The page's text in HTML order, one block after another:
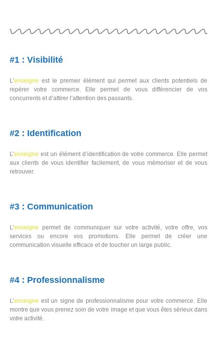
#1 : Visibilité
L’enseigne est le premier élément qui permet aux clients potentiels de
repérer votre commerce. Elle permet de vous différencier de vos
concurrents et d’attirer l’attention des passants.
#2 : Identification
L’enseigne est un élément d’identification de votre commerce. Elle permet
aux clients de vous identifier facilement, de vous mémoriser et de vous
retrouver.
#3 : Communication
L’enseigne permet de communiquer sur votre activité, votre offre, vos
services ou encore vos promotions. Elle permet de créer une
communication visuelle efficace et de toucher un large public.
#4 : Professionnalisme
L’enseigne est un signe de professionnalisme pour votre commerce. Elle
montre que vous prenez soin de votre image et que vous êtes sérieux dans
votre activité.